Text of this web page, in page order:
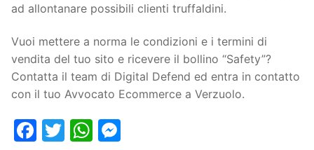
ad allontanare possibili clienti truffaldini.
Vuoi mettere a norma le condizioni e i termini di
vendita del tuo sito e ricevere il bollino “Safety”?
Contatta il team di Digital Defend ed entra in contatto
con il tuo Avvocato Ecommerce a Verzuolo.
Facebook
TwitterWhatsApp